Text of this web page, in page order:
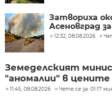
Затвориха
Асеновград
12:32, 08.08.2026
Земеделският
"аномалии" в цените
11:45, 08.08.2026 Чете се за: 01:17